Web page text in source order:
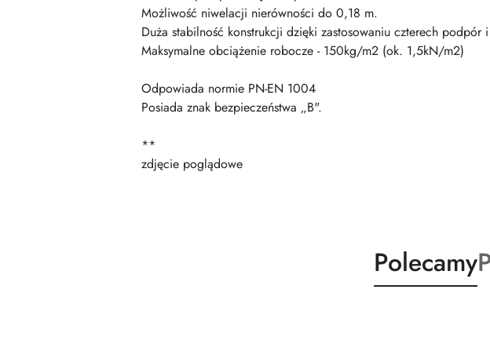
Możliwość niwelacji nierówności do 0,18 m.
Duża stabilność konstrukcji dzięki zastosowaniu czterech
Maksymalne obciążenie robocze - 150kg/m2 (ok. 1,5kN/m2)
Odpowiada normie PN-EN 1004
Posiada znak bezpieczeństwa „B".
**
zdjęcie poglądowe
Produkty
o
Polecamy
o